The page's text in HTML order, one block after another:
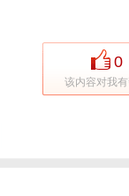
0
该内容对我